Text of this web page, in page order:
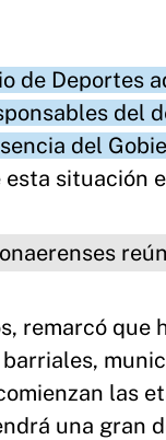
de Deportes
del
del
situación
remarcó
las
una gran